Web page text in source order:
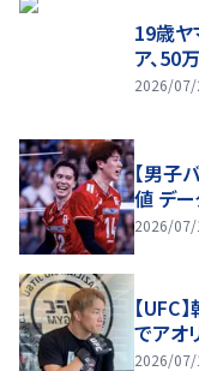
19歳
ア、50
2026/07/
【男子
値 デ
2026/07/
【UFC
でアオ
2026/07/